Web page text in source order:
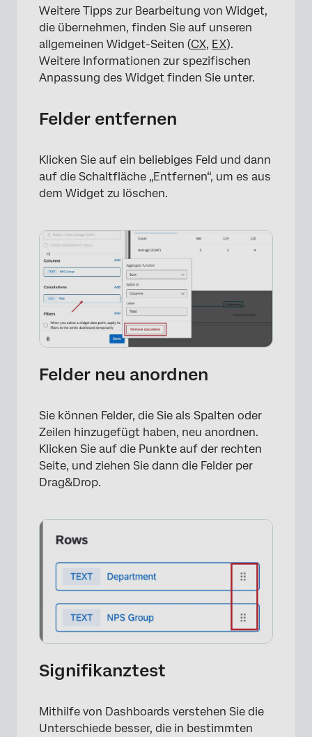
×
Weitere Tipps zur Bearbeitung von Widget,
die übernehmen, finden Sie auf unseren
allgemeinen Widget-Seiten (CX, EX).
Weitere Informationen zur spezifischen
Anpassung des Widget finden Sie unter.
Felder entfernen
Klicken Sie auf ein beliebiges Feld und dann
auf die Schaltfläche „Entfernen“, um es aus
dem Widget zu löschen.
Felder neu anordnen
Sie können Felder, die Sie als Spalten oder
Zeilen hinzugefügt haben, neu anordnen.
Klicken Sie auf die Punkte auf der rechten
Seite, und ziehen Sie dann die Felder per
Drag&Drop.
Signifikanztest
Mithilfe von Dashboards verstehen Sie die
Unterschiede besser, die in bestimmten